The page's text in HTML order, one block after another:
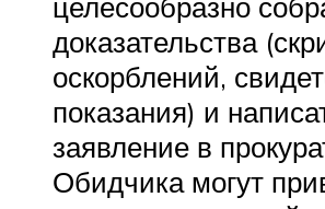
доказательства
оскорблений,
показания) и
заявление в
Обидчика могут